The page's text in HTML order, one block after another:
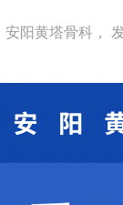
安阳黄塔骨科 ，